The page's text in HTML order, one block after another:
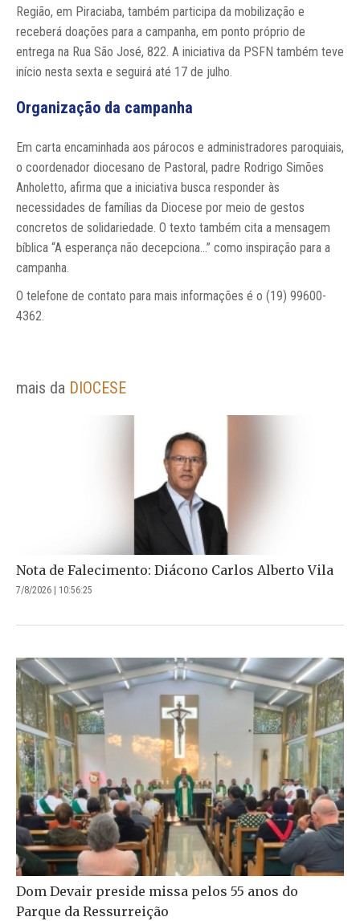
Região, em Piraciaba, também participa da mobilização e
receberá doações para a campanha, em ponto próprio de
entrega na Rua São José, 822. A iniciativa da PSFN também teve
início nesta sexta e seguirá até 17 de julho.
Organização da campanha
Em carta encaminhada aos párocos e administradores paroquiais,
o coordenador diocesano de Pastoral, padre Rodrigo Simões
Anholetto, afirma que a iniciativa busca responder às
necessidades de famílias da Diocese por meio de gestos
concretos de solidariedade. O texto também cita a mensagem
bíblica “A esperança não decepciona...” como inspiração para a
campanha.
O telefone de contato para mais informações é o (19) 99600-
4362.
mais da DIOCESE
Nota de Falecimento: Diácono Carlos Alberto Vila
7/8/2026 | 10:56:25
Dom Devair preside missa pelos 55 anos do
Parque da Ressurreição